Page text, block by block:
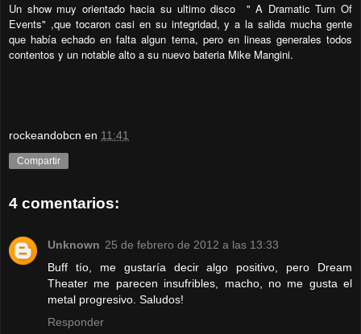
Un show muy orientado hacia su ultimo disco " A Dramatic Turn Of
Events" ,que tocaron casi en su integridad, y a la salida mucha gente
que había echado en falta algun tema, pero en lineas generales todos
contentos y un notable alto a su nuevo bateria Mike Mangini.
rockeandobcn en 11:41
Compartir
4 comentarios:
Unknown 25 de febrero de 2012 a las 13:33
Buff tío, me gustaría decir algo positivo, pero Dream
Theater me parecen insufribles, macho, no me gusta el
metal progresivo. Saludos!
Responder